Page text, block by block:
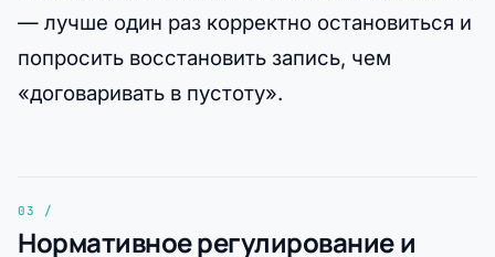
— лучше один раз корректно остановиться и
попросить восстановить запись, чем
«договаривать в пустоту».
Нормативное регулирование и